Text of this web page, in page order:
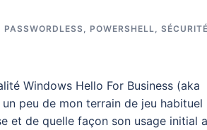
PASSWORDLESS, POWERSHELL,
Windows Hello For Business (aka
peu de mon terrain de jeu habituel
et de quelle façon son usage initial a